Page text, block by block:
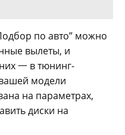
по авто” можно
вылеты, и
一 в тюнинг-
модели
на параметрах,
диски на